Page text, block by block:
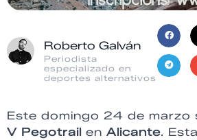
Roberto Galván
Periodista
especializado en
deportes alternativos
Este domingo 24 de marzo
V Pegotrail en Alicante.